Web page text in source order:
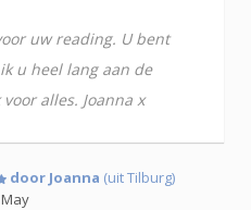
uw reading. U bent
u heel lang aan de
alles. Joanna x
door Joanna (uit Tilburg)